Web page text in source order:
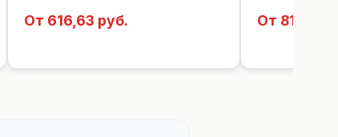
От 616,63 руб. От 814,48